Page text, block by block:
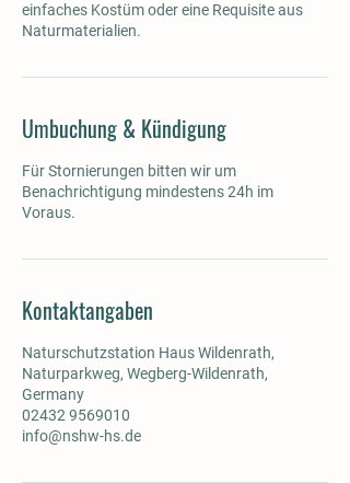
einfaches Kostüm oder eine Requisite aus
Umbuchung & Kündigung
Für Stornierungen bitten wir um
Benachrichtigung mindestens 24h im
Voraus.
Kontaktangaben
Naturschutzstation Haus Wildenrath,
Naturparkweg, Wegberg-Wildenrath,
Germany
02432 9569010
info@nshw-hs.de